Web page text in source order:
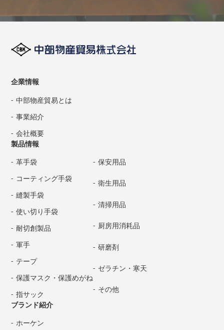
企業情報
中部物産貿易とは
事業紹介
会社概要
製品情報
革手袋
コーティング手袋
縫製手袋
使い切り手袋
耐切創製品
軍手
テープ
保護マスク・保護めがね
指サック
保安用品
衛生用品
清掃用品
厨房用消耗品
研磨剤
ゼラチン・寒天
その他
ブランド紹介
ホーケン